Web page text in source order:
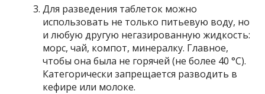
Для разведения таблеток можно
использовать не только питьевую воду, но
и любую другую негазированную жидкость:
морс, чай, компот, минералку. Главное,
чтобы она была не горячей (не более 40 °С).
Категорически запрещается разводить в
кефире или молоке.